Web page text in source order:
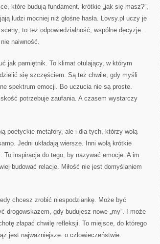
które budują fundament. krótkie „jak się masz?”,
ludzi mocniej niż głośne hasła. Lovsy.pl uczy je
to też odpowiedzialność, wspólne decyzje.
naiwność.
jak pamiętnik. To klimat otulający, w którym
się szczęściem. Są też chwile, gdy myśli
spektrum emocji. Bo uczucia nie są proste.
potrzebuje zaufania. A czasem wystarczy
poetyckie metafory, ale i dla tych, którzy wolą
Jedni układają wiersze. Inni wolą krótkie
To inspiracja do tego, by nazywać emocje. A im
budować relacje. Miłość nie jest domyślaniem
chcesz zrobić niespodziankę. Może być
drogowskazem, gdy budujesz nowe „my”. I może
złapać chwilę refleksji. To miejsce, do którego
jest najważniejsze: o człowieczeństwie.